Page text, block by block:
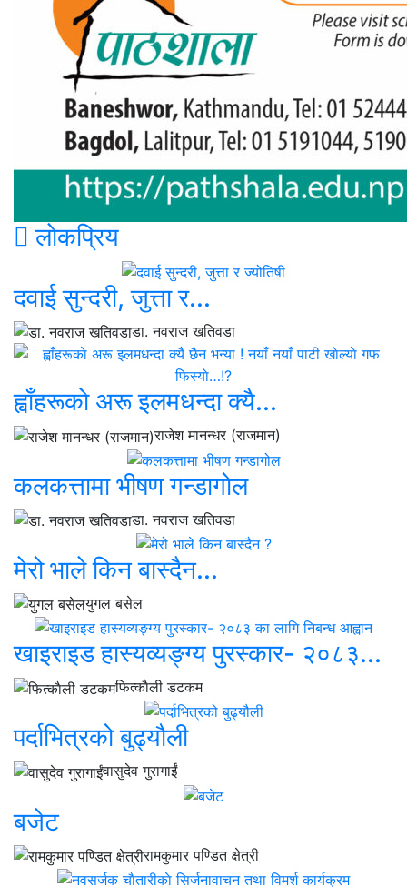
लाेकप्रिय
दवाई सुन्दरी, जुत्ता र...
डा. नवराज खतिवडा
ह्वाँहरूकाे अरू इलमधन्दा क्यै...
राजेश मानन्धर (राजमान)
कलकत्तामा भीषण गन्डागोल
डा. नवराज खतिवडा
मेरो भाले किन बास्दैन...
युगल बसेल
खाइराइड हास्यव्यङ्ग्य पुरस्कार- २०८३...
फित्काैली डटकम
पर्दाभित्रको बुढ्यौली
वासुदेव गुरागाईं
बजेट
रामकुमार पण्डित क्षेत्री